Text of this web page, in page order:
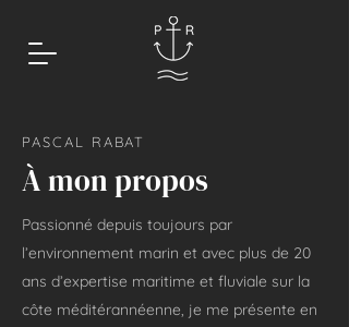
PASCAL RABAT
À mon propos
Passionné depuis toujours par
l’environnement marin et avec plus de 20
ans d’expertise maritime et fluviale sur la
côte méditérannéenne, je me présente en